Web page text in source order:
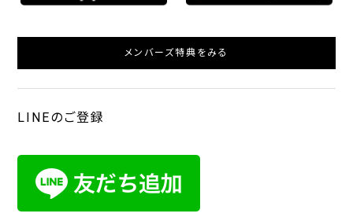
メンバーズ特典をみる
LINEのご登録